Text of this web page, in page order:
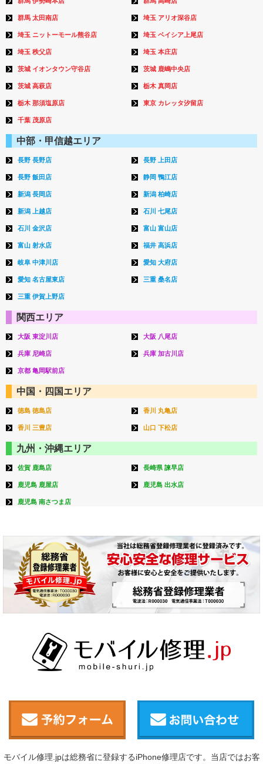
群馬 太田南店 埼玉 アリオ深谷店
埼玉 ニットーモール熊谷店 埼玉 ベイシア上尾店
埼玉 秩父店 埼玉 本庄店
茨城 イオンタウン守谷店 茨城 鹿嶋中央店
茨城 高萩店 栃木 真岡店
栃木 那須塩原店 東京 カレッタ汐留店
千葉 茂原店
中部・甲信越エリア
長野 長野店 長野 上田店
長野 飯田店 静岡 鴨江店
新潟 長岡店 新潟 柏崎店
新潟 上越店 石川 七尾店
石川 金沢店 富山 富山店
富山 射水店 福井 高浜店
岐阜 中津川店 愛知 大府店
愛知 名古屋東店 三重 桑名店
三重 伊賀上野店
関西エリア
大阪 東淀川店 大阪 八尾店
兵庫 尼崎店 兵庫 加古川店
京都 亀岡駅前店
中国・四国エリア
徳島 徳島店 香川 丸亀店
香川 三豊店 山口 下松店
九州・沖縄エリア
佐賀 鹿島店 長崎県 諫早店
鹿児島 鹿屋店 鹿児島 出水店
鹿児島 南さつま店
モバイル修理.jpは総務省に登録するiPhone修理店です。当店ではお客